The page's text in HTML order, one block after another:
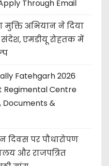
Through Email
मुक्ति अभियान ने दिया
एमडीयू रोहतक में
Fatehgarh 2026
Regimental Centre
Documents &
दिवस पर पौधारोपण
और राजपत्रित